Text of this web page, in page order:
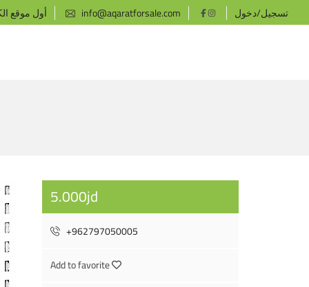
أول موقع info@aqaratforsale.com تسجيل/دخول
5.000jd
+962797050005
Add to favorite